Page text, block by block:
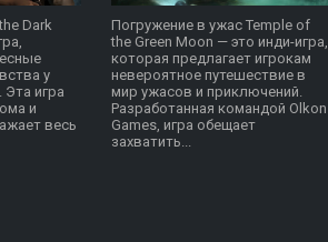
Dark
у
Эта игра
и
весь
Погружение в ужас Temple of
the Green Moon — это инди-игра,
которая предлагает игрокам
невероятное путешествие в
мир ужасов и приключений.
Разработанная командой Olkon
Games, игра обещает
захватить...